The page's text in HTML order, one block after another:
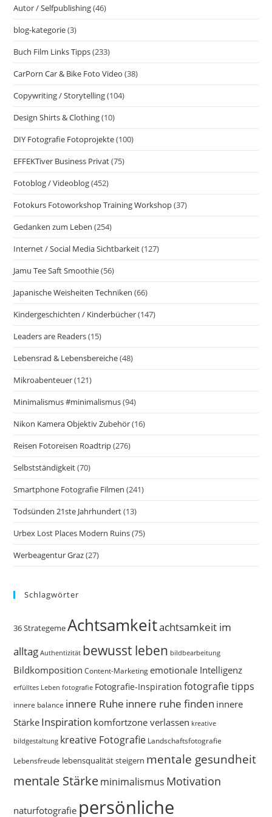
Autor / Selfpublishing(46)
blog-kategorie(3)
Buch Film Links Tipps(233)
CarPorn Car & Bike Foto Video (38)
Copywriting / Storytelling(104)
Design Shirts & Clothing(10)
DIY Fotografie Fotoprojekte(100)
EFFEKTiver Business Privat(75)
Fotoblog / Videoblog(452)
Fotokurs Fotoworkshop Training Workshop(37)
Gedanken zum Leben (254)
Internet / Social Media Sichtbarkeit(127)
Jamu Tee Saft Smoothie(56)
Japanische Weisheiten Techniken (66)
Kindergeschichten / Kinderbücher(147)
Leaders are Readers(15)
Lebensrad & Lebensbereiche(48)
Mikroabenteuer(121)
Minimalismus #minimalismus(94)
Nikon Kamera Objektiv Zubehör(16)
Reisen Fotoreisen Roadtrip(276)
Selbstständigkeit(70)
Smartphone Fotografie Filmen (241)
Todsünden 21ste Jahrhundert(13)
Urbex Lost Places Modern Ruins(75)
Werbeagentur Graz(27)
Schlagwörter
36 StrategemeAchtsamkeitachtsamkeit im
alltag Authentizität bewusst leben bildbearbeitung
Bildkomposition Content-Marketing emotionale Intelligenz
erfülltes Leben fotografie Fotografie-Inspiration fotografie tipps
innere balance innere Ruhe innere ruhe finden innere
Stärke Inspiration komfortzone verlassen kreative
bildgestaltung kreative Fotografie Landschaftsfotografie
Lebensfreude lebensqualität steigern mentale gesundheit
mentale Stärkeminimalismus Motivation
naturfotografie persönliche